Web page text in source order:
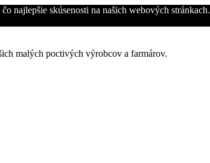
najlepšie skúsenosti na našich webových stránkach.
malých poctivých výrobcov a farmárov.